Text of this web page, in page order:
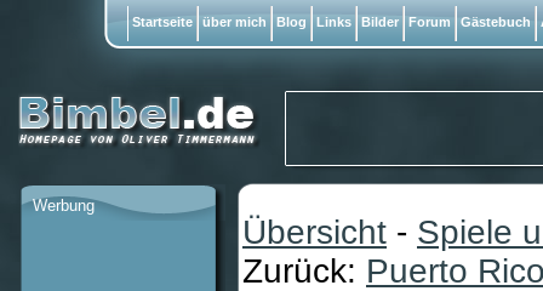
Übersicht - Spiele
Zurück: Puerto
Werbung
Startseite über mich Blog Links Bilder Forum Gästebuch